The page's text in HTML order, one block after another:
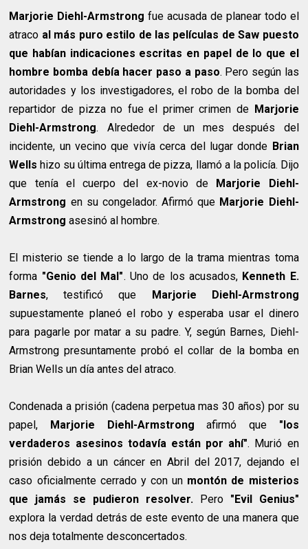
Marjorie Diehl-Armstrong fue acusada de planear todo el
atraco al más puro estilo de las películas de Saw puesto
que habían indicaciones escritas en papel de lo que el
hombre bomba debía hacer paso a paso. Pero según las
autoridades y los investigadores, el robo de la bomba del
repartidor de pizza no fue el primer crimen de Marjorie
Diehl-Armstrong. Alrededor de un mes después del
incidente, un vecino que vivía cerca del lugar donde Brian
Wells hizo su última entrega de pizza, llamó a la policía. Dijo
que tenía el cuerpo del ex-novio de Marjorie Diehl-
Armstrong en su congelador. Afirmó que Marjorie Diehl-
Armstrong asesinó al hombre.
El misterio se tiende a lo largo de la trama mientras toma
forma "Genio del Mal". Uno de los acusados, Kenneth E.
Barnes, testificó que Marjorie Diehl-Armstrong
supuestamente planeó el robo y esperaba usar el dinero
para pagarle por matar a su padre. Y, según Barnes, Diehl-
Armstrong presuntamente probó el collar de la bomba en
Brian Wells un día antes del atraco.
Condenada a prisión (cadena perpetua mas 30 años) por su
papel, Marjorie Diehl-Armstrong afirmó que "los
verdaderos asesinos todavía están por ahí". Murió en
prisión debido a un cáncer en Abril del 2017, dejando el
caso oficialmente cerrado y con un montón de misterios
que jamás se pudieron resolver.Pero "Evil Genius"
explora la verdad detrás de este evento de una manera que
nos deja totalmente desconcertados.